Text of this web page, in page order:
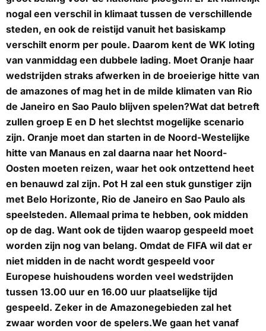
nogal een verschil in klimaat tussen de verschillende
steden, en ook de reistijd vanuit het basiskamp
verschilt enorm per poule. Daarom kent de WK loting
van vanmiddag een dubbele lading. Moet Oranje haar
wedstrijden straks afwerken in de broeierige hitte van
de amazones of mag het in de milde klimaten van Rio
de Janeiro en Sao Paulo blijven spelen?Wat dat betreft
zullen groep E en D het slechtst mogelijke scenario
zijn. Oranje moet dan starten in de Noord-Westelijke
hitte van Manaus en zal daarna naar het Noord-
Oosten moeten reizen, waar het ook ontzettend heet
en benauwd zal zijn. Pot H zal een stuk gunstiger zijn
met Belo Horizonte, Rio de Janeiro en Sao Paulo als
speelsteden. Allemaal prima te hebben, ook midden
op de dag. Want ook de tijden waarop gespeeld moet
worden zijn nog van belang. Omdat de FIFA wil dat er
niet midden in de nacht wordt gespeeld voor
Europese huishoudens worden veel wedstrijden
tussen 13.00 uur en 16.00 uur plaatselijke tijd
gespeeld. Zeker in de Amazonegebieden zal het
zwaar worden voor de spelers.We gaan het vanaf